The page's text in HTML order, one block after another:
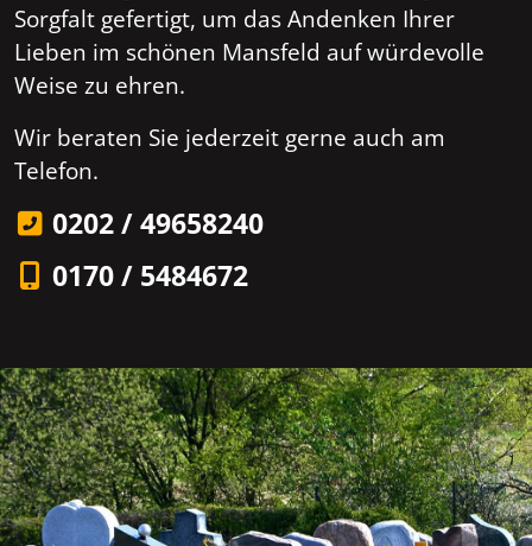
Sorgfalt gefertigt, um das Andenken Ihrer
Lieben im schönen Mansfeld auf würdevolle
Weise zu ehren.
Wir beraten Sie jederzeit gerne auch am
Telefon.
0202 / 49658240
0170 / 5484672